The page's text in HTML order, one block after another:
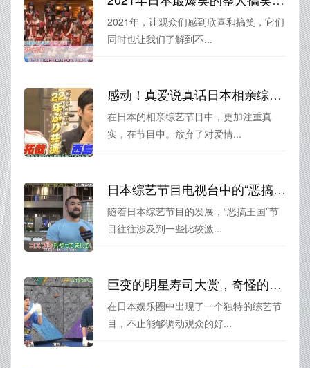
2021年，让观众们感到欣喜和搞笑，它们
同时也让我们了解到不...
感动！真爱说真话日本相亲综艺节目的一对真爱神仙眷侣
在日本的相亲综艺节目中，更加注重真
实，在节目中。放弃了对爱情...
日本综艺节目电视台中的“恶搞王国”：这些节目你能承受吗？
随着日本综艺节目的发展，“恶搞王国”节
目往往涉及到一些比较激...
巨变的明星寿司大赏，奇怪的日本综艺叫什么却令人怦然心动
在日本娱乐圈中出现了一个独特的综艺节
目，不止能够调动观众的好...